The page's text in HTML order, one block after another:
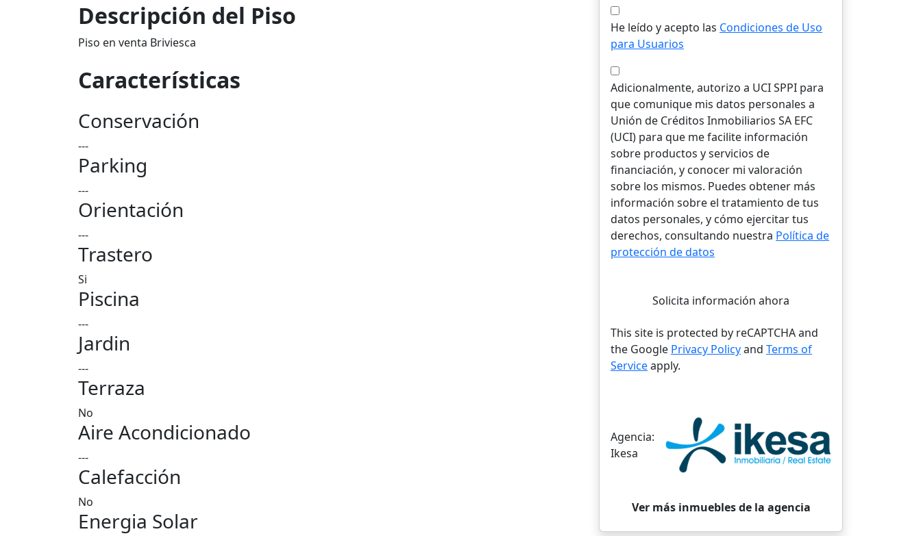
Descripción del Piso
Piso en venta Briviesca
Características
Conservación
---
Parking
---
Orientación
---
Trastero
Si
Piscina
---
Jardin
---
Terraza
No
Aire Acondicionado
---
Calefacción
No
Energia Solar
He leído y acepto las Condiciones de Uso
para Usuarios
Adicionalmente, autorizo a UCI SPPI para
que comunique mis datos personales a
Unión de Créditos Inmobiliarios SA EFC
(UCI) para que me facilite información
sobre productos y servicios de
financiación, y conocer mi valoración
sobre los mismos. Puedes obtener más
información sobre el tratamiento de tus
datos personales, y cómo ejercitar tus
derechos, consultando nuestra Política de
protección de datos
Solicita información ahora
This site is protected by reCAPTCHA and
the Google Privacy Policyand Terms of
Serviceapply.
Agencia:
Ikesa
Ver más inmuebles de la agencia